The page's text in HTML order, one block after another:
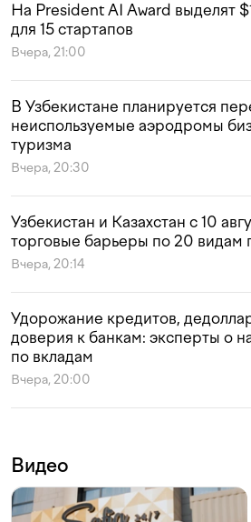
На President AI Award выделят
для 15 стартапов
Вчера, 21:00
В Узбекистане планируется
неиспользуемые аэродромы
туризма
Вчера, 20:30
Узбекистан и Казахстан с 10
торговые барьеры по 20 видам
Вчера, 20:14
Удорожание кредитов,
доверия к банкам: эксперты о
по вкладам
Вчера, 20:00
Видео